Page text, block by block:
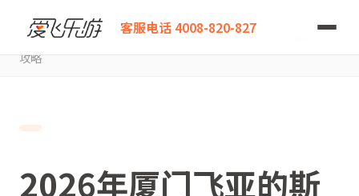
客服电话 4008-820-827
爱飞乐游
2026年厦门飞亚的斯亚贝巴商务舱白皮书：躺飞非洲之巅的终极
攻略
2026年厦门飞亚的斯